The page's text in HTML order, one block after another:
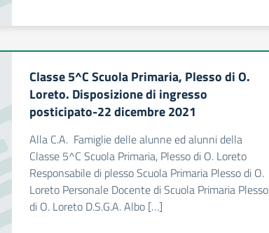
Classe 5^C Scuola Primaria, Plesso di O.
Loreto. Disposizione di ingresso
posticipato-22 dicembre 2021
Alla C.A. Famiglie delle alunne ed alunni della
Classe 5^C Scuola Primaria, Plesso di O. Loreto
Responsabile di plesso Scuola Primaria Plesso di O.
Loreto Personale Docente di Scuola Primaria Plesso
di O. Loreto D.S.G.A. Albo […]